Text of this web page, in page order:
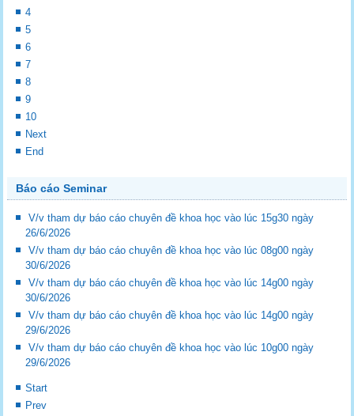
4
5
6
7
8
9
10
Next
End
Báo cáo Seminar
V/v tham dự báo cáo chuyên đề khoa học vào lúc 15g30 ngày
26/6/2026
V/v tham dự báo cáo chuyên đề khoa học vào lúc 08g00 ngày
30/6/2026
V/v tham dự báo cáo chuyên đề khoa học vào lúc 14g00 ngày
30/6/2026
V/v tham dự báo cáo chuyên đề khoa học vào lúc 14g00 ngày
29/6/2026
V/v tham dự báo cáo chuyên đề khoa học vào lúc 10g00 ngày
29/6/2026
Start
Prev